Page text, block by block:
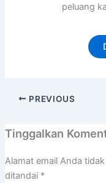
peluang
PREVIOUS
Tinggalkan
Alamat email Anda
ditandai *